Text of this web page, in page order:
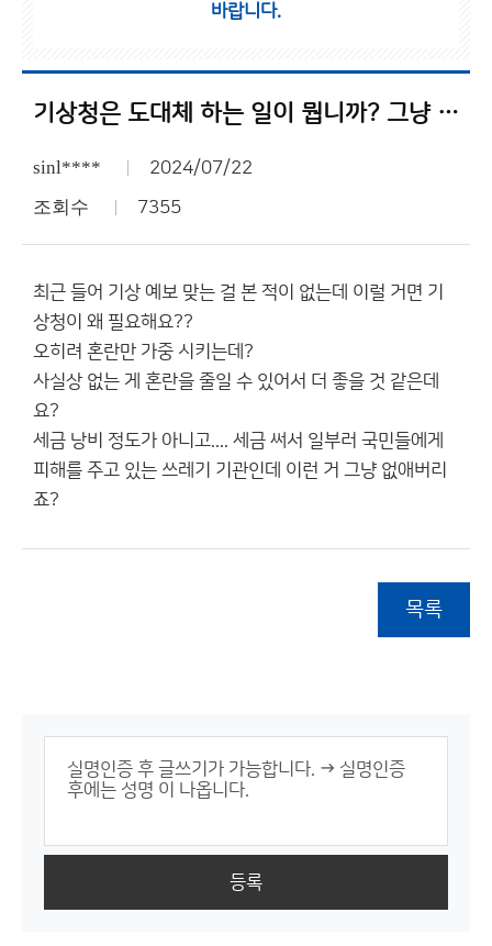
바랍니다.
기상청은 도대체 하는 일이 뭡니까? 그냥 가만히 앉아서 월급만 받아쳐먹는게 일이에요?
sinl**** 2024/07/22
조회수 7355
최근 들어 기상 예보 맞는 걸 본 적이 없는데 이럴 거면 기
상청이 왜 필요해요??
오히려 혼란만 가중 시키는데?
사실상 없는 게 혼란을 줄일 수 있어서 더 좋을 것 같은데
요?
세금 낭비 정도가 아니고.... 세금 써서 일부러 국민들에게
피해를 주고 있는 쓰레기 기관인데 이런 거 그냥 없애버리
죠?
목록
등록